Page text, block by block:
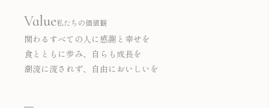
Value私たちの価値観
関わるすべての人に感謝と幸せを
食とともに歩み、自らも成長を
潮流に流されず、自由においしいを